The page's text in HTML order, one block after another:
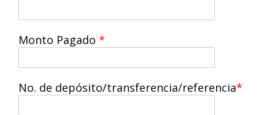
Monto Pagado
No. de depósito/transferencia/referencia